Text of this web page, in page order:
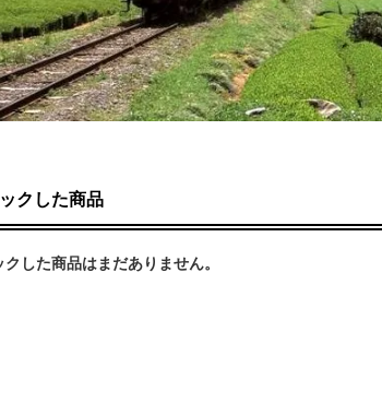
クした商品
した商品はまだありません。